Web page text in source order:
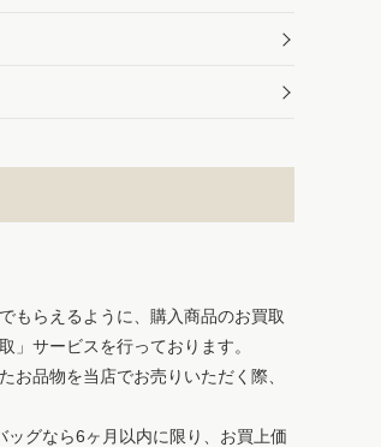
もらえるように、購入商品のお買取
」サービスを行っております。
お品物を当店でお売りいただく際、
グなら6ヶ月以内に限り、お買上価